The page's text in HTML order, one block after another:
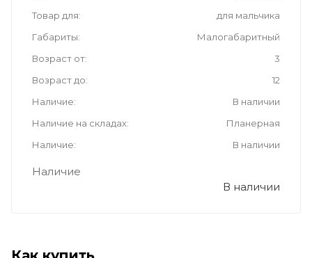
Товар для
для мальчика
Габариты
Малогабаритный
Возраст от
3
Возраст до
12
Наличие
В наличии
Наличие на складах
Планерная
Наличие
В наличии
Наличие
В наличии